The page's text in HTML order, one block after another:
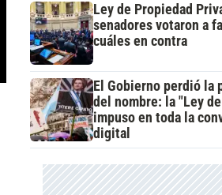
Ley de Propiedad
senadores votaron a
cuáles en contra
El Gobierno perdió la
del nombre: la "Ley
impuso en toda la
digital